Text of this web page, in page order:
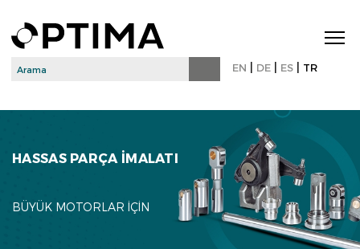
EN DE ES TR
HASSAS PARÇA IMALATI
BÜYÜK MOTORLAR IÇIN